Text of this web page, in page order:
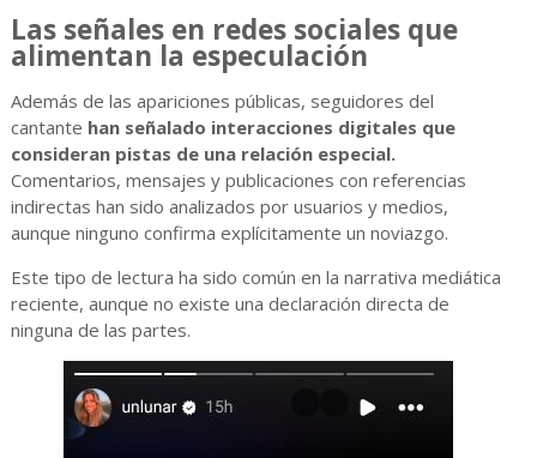
Las señales en redes sociales que
alimentan la especulación
Además de las apariciones públicas, seguidores del
cantante han señalado interacciones digitales que
consideran pistas de una relación especial.
Comentarios, mensajes y publicaciones con referencias
indirectas han sido analizados por usuarios y medios,
aunque ninguno confirma explícitamente un noviazgo.
Este tipo de lectura ha sido común en la narrativa mediática
reciente, aunque no existe una declaración directa de
ninguna de las partes.